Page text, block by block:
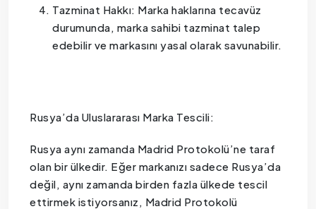
Tazminat Hakkı: Marka haklarına tecavüz
durumunda, marka sahibi tazminat talep
edebilir ve markasını yasal olarak savunabilir.
Rusya’da Uluslararası Marka Tescili:
Rusya aynı zamanda Madrid Protokolü’ne taraf
olan bir ülkedir. Eğer markanızı sadece Rusya’da
değil, aynı zamanda birden fazla ülkede tescil
ettirmek istiyorsanız, Madrid Protokolü